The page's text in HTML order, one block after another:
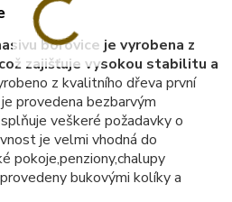
borovice je vyrobena z
zajišťuje vysokou stabilitu a
z kvalitního dřeva první
provedena bezbarvým
veškeré požadavky o
je velmi vhodná do
pokoje,penziony,chalupy
bukovými kolíky a